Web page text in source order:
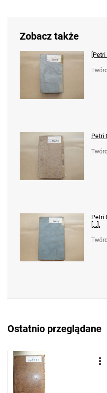
Zobacz także
[Petri
Petri
Petri
[...].
Ostatnio przeglądane